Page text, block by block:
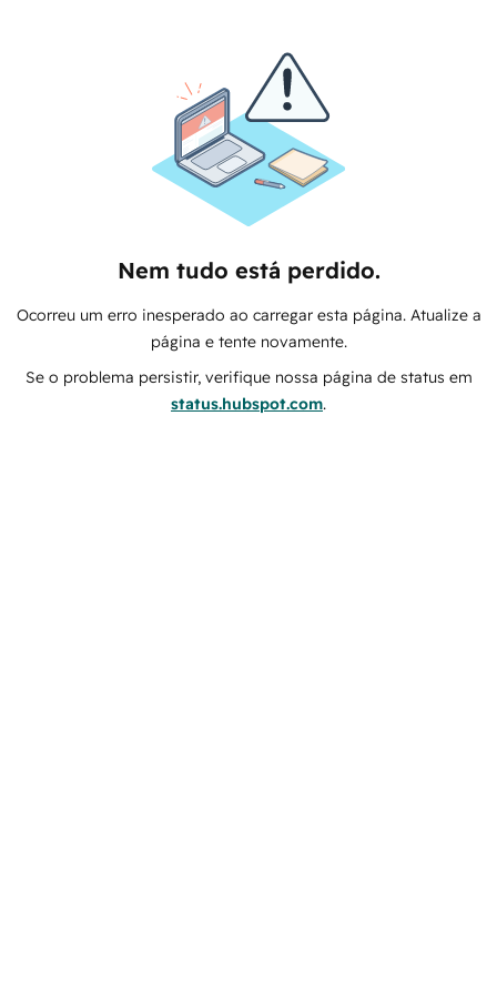
Nem tudo está perdido.
Ocorreu um erro inesperado ao carregar esta página. Atualize a
página e tente novamente.
Se o problema persistir, verifique nossa página de status em
status.hubspot.com.